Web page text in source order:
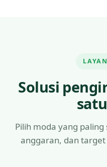
Solusi
Pilih moda yang
anggaran, dan